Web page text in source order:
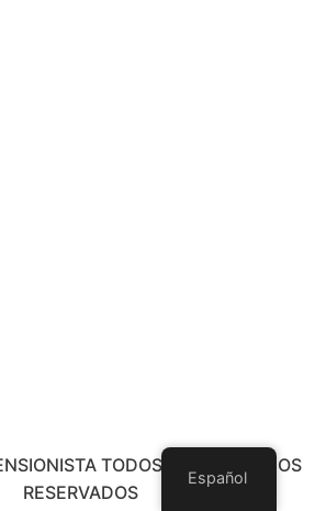
TODOS LOS DERECHOS
RESERVADOS
Español